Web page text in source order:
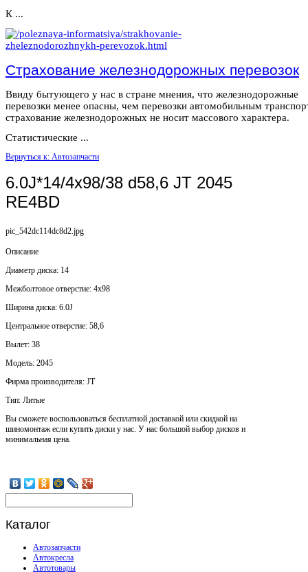
К ...
Страхование железнодорожных перевозок
Ввиду бытующего у нас в стране мнения, что железнодорожные
перевозки менее опасны, чем перевозки автомобильным
страхование железнодорожных не носит массового характера.
Статистические ...
Вернуться к: Автозапчасти
6.0J*14/4x98/38 d58,6 JT 2045
RE4BD
pic_542dc114dc8d2.jpg
Описание
Диаметр диска: 14
Mежболтовое отверстие: 4x98
Ширина диска: 6.0J
Центральное отверстие: 58,6
Вылет: 38
Модель: 2045
Фирма производителя: JT
Тип: Литые
Вы сможете воспользоваться бесплатной доставкой или скидкой на
шиномонтаж если купить диски у нас. У нас большой выбор дисков и
минимальная цена.
Каталог
Автозапчасти
Автокресла
Автотовары